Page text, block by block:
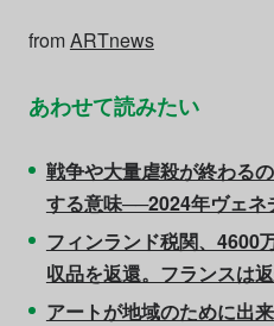
fromARTnews
あわせて読みたい
戦争や大量虐殺が終わる
する意味──2024年ヴェネ
フィンランド税関、4600
収品を返還。フランスは
アートが地域のために出